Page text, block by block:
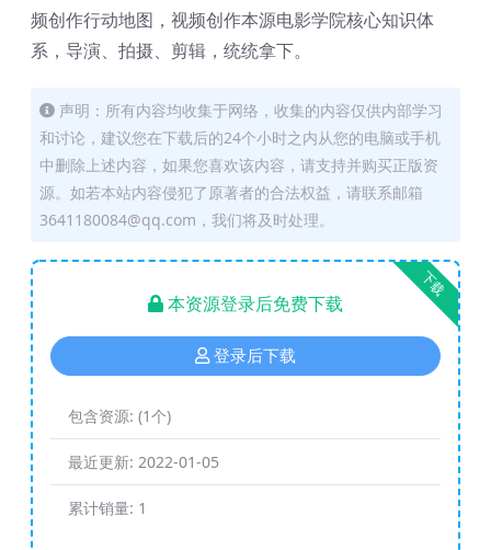
频创作行动地图，视频创作本源电影学院核心知识体
系，导演、拍摄、剪辑，统统拿下。
声明：所有内容均收集于网络，收集的内容仅供内部学习
和讨论，建议您在下载后的24个小时之内从您的电脑或手机
中删除上述内容，如果您喜欢该内容，请支持并购买正版资
源。如若本站内容侵犯了原著者的合法权益，请联系邮箱
3641180084@qq.com，我们将及时处理。
下载
本资源登录后免费下载
登录后下载
包含资源: (1个)
最近更新: 2022-01-05
累计销量: 1